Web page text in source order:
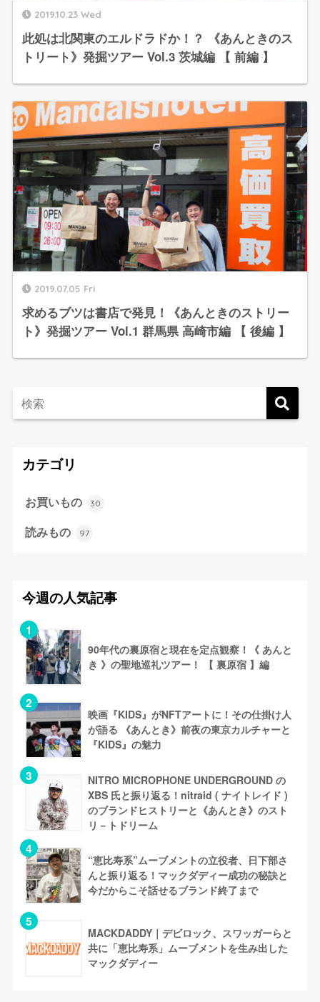
2019.10.23 Wed
此処は北関東のエルドラドか！？ 《あんときのス
トリート》発掘ツアー Vol.3 茨城編 【 前編 】
2019.07.05 Fri
求めるブツは書店で発見！《あんときのストリー
ト》発掘ツアー Vol.1 群馬県 高崎市編 【 後編 】
カテゴリ
お買いもの 30
読みもの 97
今週の人気記事
90年代の裏原宿と現在を定点観察！《 あんと
き 》の聖地巡礼ツアー！ 【 裏原宿 】編
映画『KIDS』がNFTアートに！その仕掛け人
が語る 《あんとき》前夜の東京カルチャーと
『KIDS』の魅力
NITRO MICROPHONE UNDERGROUND の
XBS 氏と振り返る！nitraid ( ナイトレイド )
のブランドヒストリーと《あんとき》のスト
リ－トドリーム
“恵比寿系”ムーブメントの立役者、日下部さ
んと振り返る！マックダディー成功の秘訣と
今だからこそ話せるブランド終了まで
MACKDADDY｜デビロック、スワッガーらと
共に「恵比寿系」ムーブメントを生み出した
マックダディー